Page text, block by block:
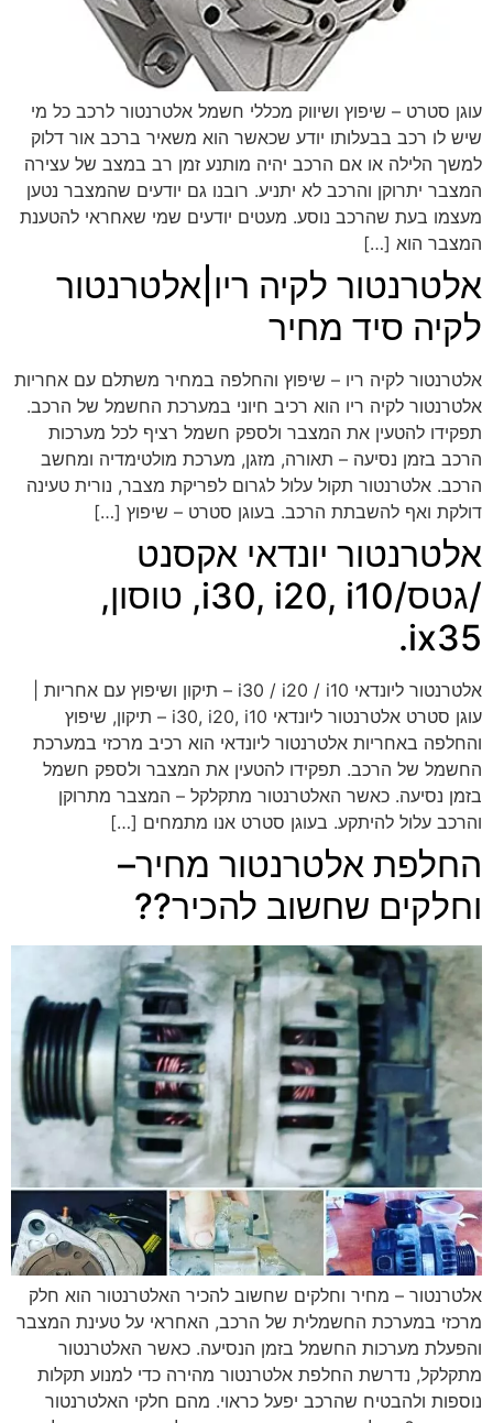
עוגן סטרט – שיפוץ ושיווק מכללי חשמל אלטרנטור לרכב כל מי
שיש לו רכב בבעלותו יודע שכאשר הוא משאיר ברכב אור דלוק
למשך הלילה או אם הרכב יהיה מותנע זמן רב במצב של עצירה
המצבר יתרוקן והרכב לא יתניע. רובנו גם יודעים שהמצבר נטען
מעצמו בעת שהרכב נוסע. מעטים יודעים שמי שאחראי להטענת
המצבר הוא […]
אלטרנטור לקיה ריו|אלטרנטור
לקיה סיד מחיר
אלטרנטור לקיה ריו – שיפוץ והחלפה במחיר משתלם עם אחריות
אלטרנטור לקיה ריו הוא רכיב חיוני במערכת החשמל של הרכב.
תפקידו להטעין את המצבר ולספק חשמל רציף לכל מערכות
הרכב בזמן נסיעה – תאורה, מזגן, מערכת מולטימדיה ומחשב
הרכב. אלטרנטור תקול עלול לגרום לפריקת מצבר, נורית טעינה
דולקת ואף להשבתת הרכב. בעוגן סטרט – שיפוץ […]
אלטרנטור יונדאי אקסנט
/גטס/i30, i20, i10, טוסון,
ix35.
אלטרנטור ליונדאי i30 / i20 / i10 – תיקון ושיפוץ עם אחריות |
עוגן סטרט אלטרנטור ליונדאי i30, i20, i10 – תיקון, שיפוץ
והחלפה באחריות אלטרנטור ליונדאי הוא רכיב מרכזי במערכת
החשמל של הרכב. תפקידו להטעין את המצבר ולספק חשמל
בזמן נסיעה. כאשר האלטרנטור מתקלקל – המצבר מתרוקן
והרכב עלול להיתקע. בעוגן סטרט אנו מתמחים […]
החלפת אלטרנטור מחיר–
וחלקים שחשוב להכיר??
אלטרנטור – מחיר וחלקים שחשוב להכיר האלטרנטור הוא חלק
מרכזי במערכת החשמלית של הרכב, האחראי על טעינת המצבר
והפעלת מערכות החשמל בזמן הנסיעה. כאשר האלטרנטור
מתקלקל, נדרשת החלפת אלטרנטור מהירה כדי למנוע תקלות
נוספות ולהבטיח שהרכב יפעל כראוי. מהם חלקי האלטרנטור